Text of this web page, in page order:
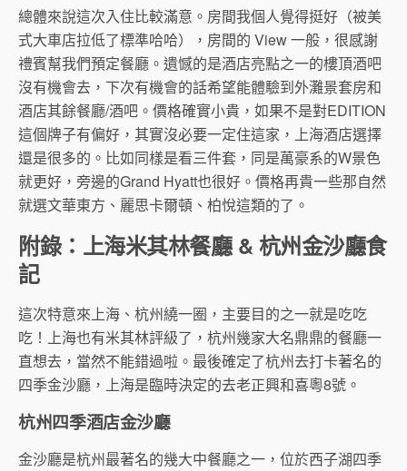
總體來說這次入住比較滿意。房間我個人覺得挺好（被美
式大車店拉低了標準哈哈），房間的 View 一般，很感謝
禮賓幫我們預定餐廳。遺憾的是酒店亮點之一的樓頂酒吧
沒有機會去，下次有機會的話希望能體驗到外灘景套房和
酒店其餘餐廳/酒吧。價格確實小貴，如果不是對EDITION
這個牌子有偏好，其實沒必要一定住這家，上海酒店選擇
還是很多的。比如同樣是看三件套，同是萬豪系的W景色
就更好，旁邊的Grand Hyatt也很好。價格再貴一些那自然
就選文華東方、麗思卡爾頓、柏悅這類的了。
附錄：上海米其林餐廳 & 杭州金沙廳食
記
這次特意來上海、杭州繞一圈，主要目的之一就是吃吃
吃！上海也有米其林評級了，杭州幾家大名鼎鼎的餐廳一
直想去，當然不能錯過啦。最後確定了杭州去打卡著名的
四季金沙廳，上海是臨時決定的去老正興和喜粵8號。
杭州四季酒店金沙廳
金沙廳是杭州最著名的幾大中餐廳之一，位於西子湖四季